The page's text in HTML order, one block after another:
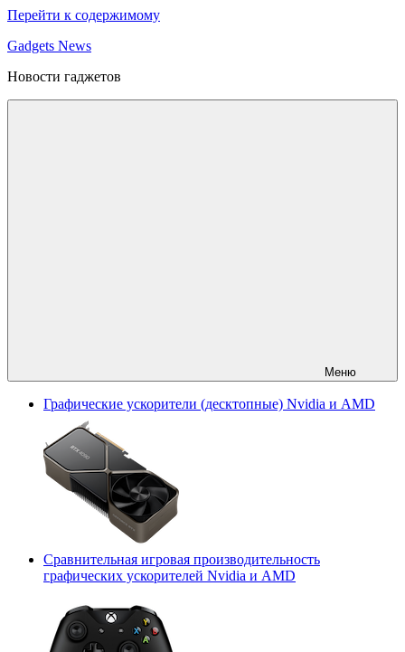
Перейти к содержимому
Gadgets News
Новости гаджетов
Меню
Графические ускорители (десктопные) Nvidia и AMD
Сравнительная игровая производительность
графических ускорителей Nvidia и AMD